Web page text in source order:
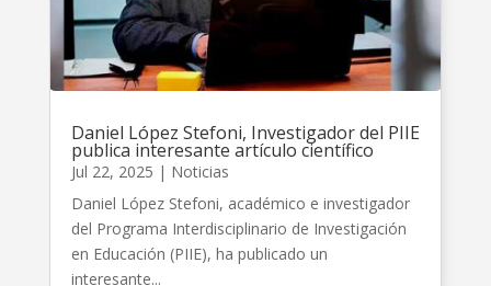
Daniel López Stefoni, Investigador del PIIE
publica interesante artículo científico
Jul 22, 2025 | Noticias
Daniel López Stefoni, académico e investigador
del Programa Interdisciplinario de Investigación
en Educación (PIIE), ha publicado un
interesante...